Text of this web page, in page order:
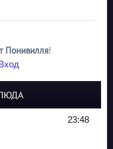
Понивилля!
23:48